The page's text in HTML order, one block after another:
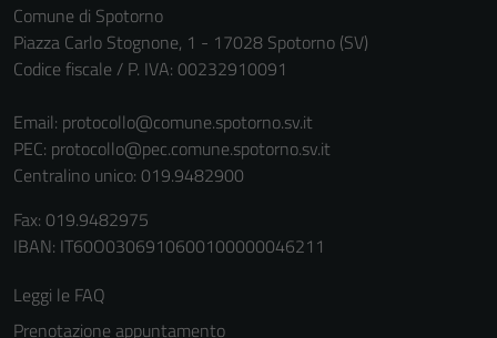
Comune di Spotorno
Piazza Carlo Stognone, 1 - 17028 Spotorno (SV)
Codice fiscale / P. IVA: 00232910091
Email: protocollo@comune.spotorno.sv.it
PEC: protocollo@pec.comune.spotorno.sv.it
Centralino unico: 019.9482900
Fax: 019.9482975
IBAN: IT60O0306910600100000046211
Leggi le FAQ
Prenotazione appuntamento